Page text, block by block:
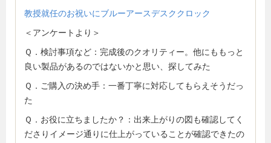
教授就任のお祝いにブルーアースデスククロック
＜アンケートより＞
Ｑ．検討事項など：完成後のクオリティー。他にももっと
良い製品があるのではないかと思い、探してみた
Ｑ．ご購入の決め手：一番丁寧に対応してもらえそうだっ
た
Ｑ．お役に立ちましたか？：出来上がりの図も確認してく
ださりイメージ通りに仕上がっていることが確認できたの